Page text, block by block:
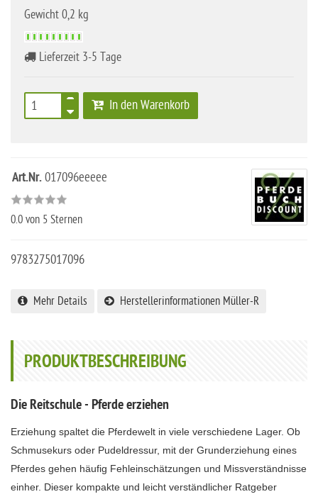
Gewicht 0,2 kg
Lieferzeit 3-5 Tage
In den Warenkorb
Art.Nr.017096eeeee
0.0 von 5 Sternen
9783275017096
Mehr Details Herstellerinformationen Müller-R
PRODUKTBESCHREIBUNG
Die Reitschule - Pferde erziehen
Erziehung spaltet die Pferdewelt in viele verschiedene Lager. Ob
Schmusekurs oder Pudeldressur, mit der Grunderziehung eines
Pferdes gehen häufig Fehleinschätzungen und Missverständnisse
einher. Dieser kompakte und leicht verständlicher Ratgeber